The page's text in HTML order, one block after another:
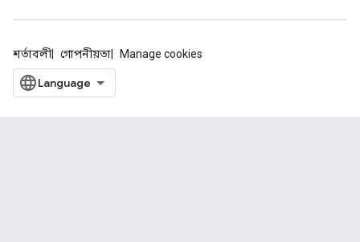
শর্তাবলী গোপনীয়তা Manage cookies